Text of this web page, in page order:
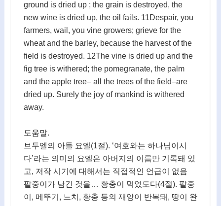
ground is dried up ; the grain is destroyed, the
new wine is dried up, the oil fails. 11Despair, you
farmers, wail, you vine growers; grieve for the
wheat and the barley, because the harvest of the
field is destroyed. 12The vine is dried up and the
fig tree is withered; the pomegranate, the palm
and the apple tree– all the trees of the field–are
dried up. Surely the joy of mankind is withered
away.
도움말.
브두엘의 아들 요엘(1절). ‘여호와는 하나님이시
다’라는 의미의 요엘은 아버지의 이름만 기록돼 있
고, 저작 시기에 대해서는 직접적인 언급이 없음
팥중이가 남긴 것을… 황충이 먹었도다(4절). 팥중
이, 메뚜기, 느치, 황충 등의 재앙이 반복돼, 땅이 완